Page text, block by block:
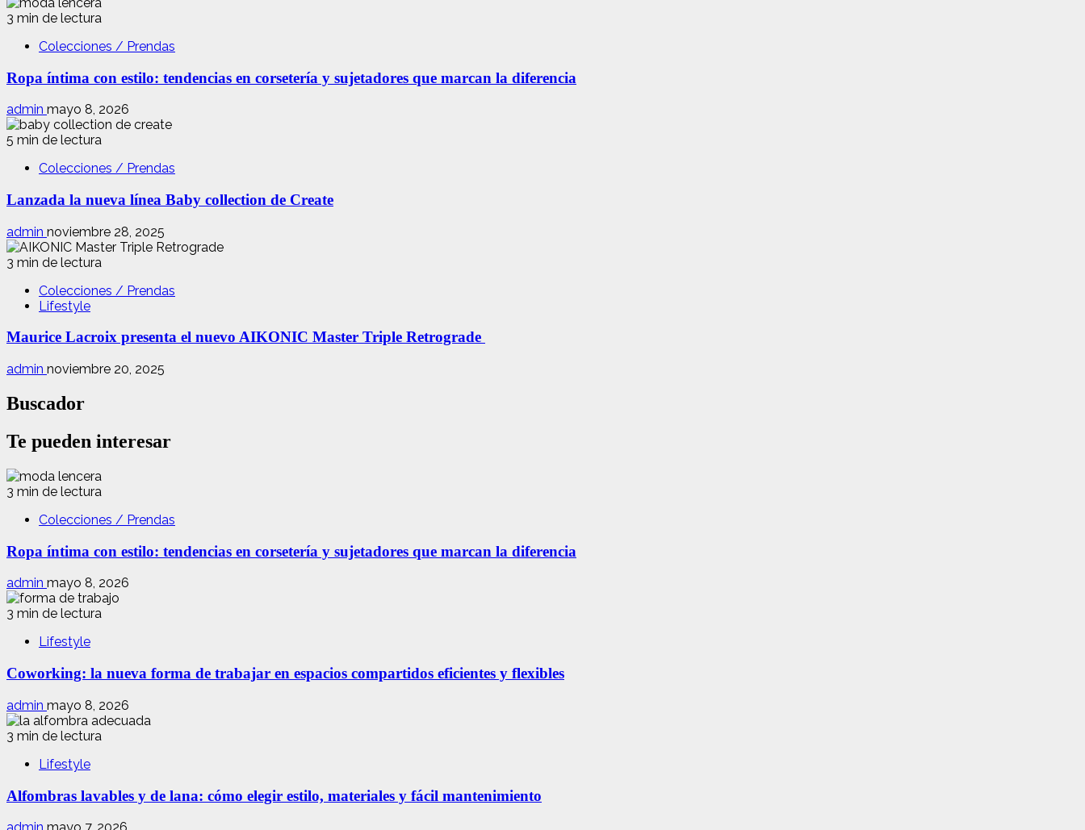
3 min de lectura
Colecciones / Prendas
Ropa íntima con estilo: tendencias en corsetería y sujetadores que marcan la diferencia
admin mayo 8, 2026
5 min de lectura
Colecciones / Prendas
Lanzada la nueva línea Baby collection de Create
admin noviembre 28, 2025
3 min de lectura
Colecciones / Prendas
Lifestyle
Maurice Lacroix presenta el nuevo AIKONIC Master Triple Retrograde
admin noviembre 20, 2025
Buscador
Te pueden interesar
3 min de lectura
Colecciones / Prendas
Ropa íntima con estilo: tendencias en corsetería y sujetadores que marcan la diferencia
admin mayo 8, 2026
3 min de lectura
Lifestyle
Coworking: la nueva forma de trabajar en espacios compartidos eficientes y flexibles
admin mayo 8, 2026
3 min de lectura
Lifestyle
Alfombras lavables y de lana: cómo elegir estilo, materiales y fácil mantenimiento